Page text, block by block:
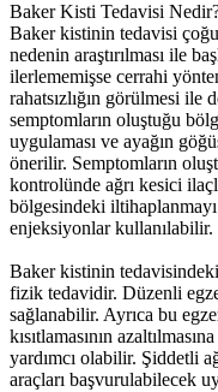
Baker Kisti Tedavisi
Baker kistinin tedavisi
nedenin araştırılması ile
ilerlememişse cerrahi
rahatsızlığın görülmesi ile
semptomların oluştuğu
uygulaması ve ayağın
önerilir. Semptomların
kontrolünde ağrı kesici
bölgesindeki iltihaplanmayı
enjeksiyonlar kullanılabilir.
Baker kistinin
fizik tedavidir. Düzenli
sağlanabilir. Ayrıca bu
kısıtlamasının
yardımcı olabilir. Şiddetli
araçları başvurulabilecek